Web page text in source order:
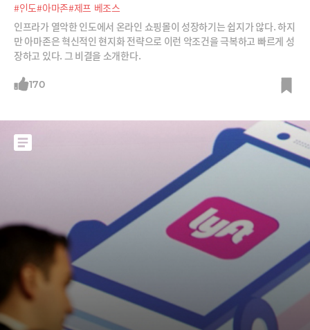
#인도#아마존#제프 베조스
인프라가 열악한 인도에서 온라인 쇼핑몰이 성장하기는 쉽지가 않다. 하지
만 아마존은 혁신적인 현지화 전략으로 이런 악조건을 극복하고 빠르게 성
장하고 있다. 그 비결을 소개한다.
170